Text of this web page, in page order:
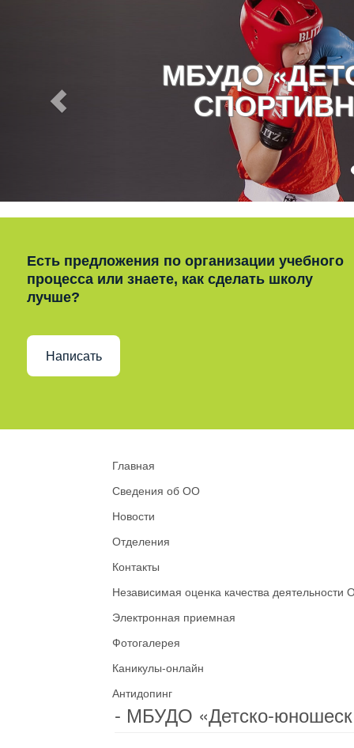
МБУДО
Есть предложения по организации учебного
процесса или знаете, как сделать школу
лучше?
Написать
Главная
Сведения об ОО
Новости
Отделения
Контакты
Независимая оценка качества деятельности
Электронная приемная
Фотогалерея
Каникулы-онлайн
Антидопинг
- МБУДО «Детско-